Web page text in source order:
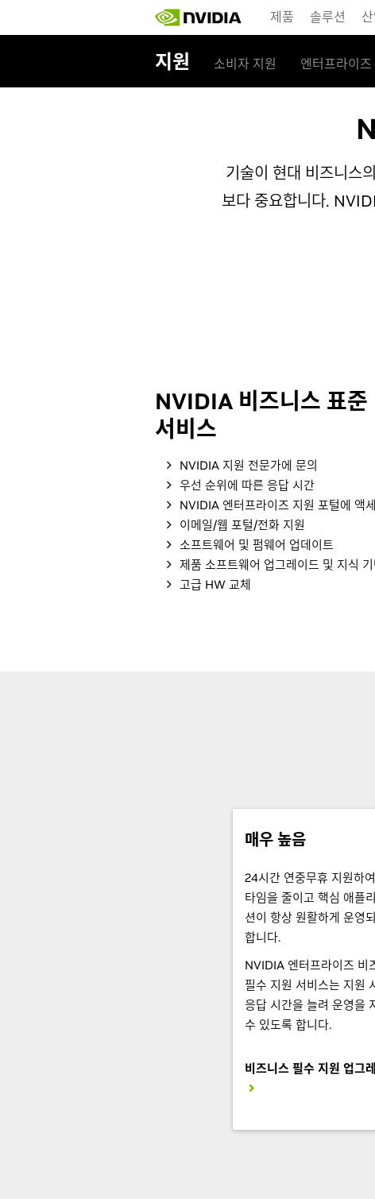
main
제품 솔루션
지원 소비자 지원 엔터프라이즈
기술이 현대 비즈니스
보다 중요합니다.
NVIDIA 비즈니스 표준
서비스
NVIDIA 지원 전문가에 문의
우선 순위에 따른 응답 시간
NVIDIA 엔터프라이즈 지원 포털에 액
이메일/웹 포털/전화 지원
소프트웨어 및 펌웨어 업데이트
제품 소프트웨어 업그레이드 및 지식
고급 HW 교체
매우 높음
24시간 연중무휴 지원하
타임을 줄이고 핵심 애플
션이 항상 원활하게 운영
합니다.
NVIDIA 엔터프라이즈 비
필수 지원 서비스는 지원
응답 시간을 늘려 운영을
수 있도록 합니다.
비즈니스 필수 지원 업그